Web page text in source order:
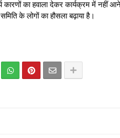
का हवाला देकर कार्यक्रम में नहीं
के लोगों का हौसला बढ़ाया है।